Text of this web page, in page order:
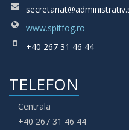
www.spitfog.ro
+40 267 31 46 44
TELEFON
Centrala
+40 267 31 46 44